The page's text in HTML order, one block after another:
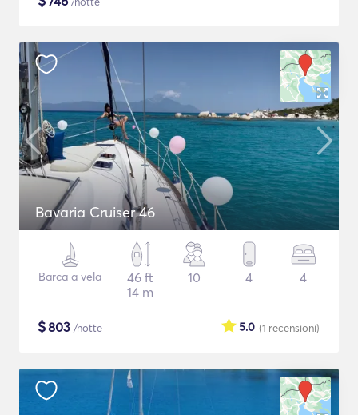
Bavaria Cruiser 46
Barca a vela
46 ft
14 m
10 4 4
$803 /notte (1 recensioni)
5.0